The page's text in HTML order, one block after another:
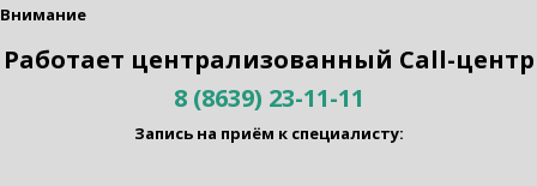
Внимание
Работает централизованный Call-центр
8 (8639) 23-11-11
Запись на приём к специалисту: